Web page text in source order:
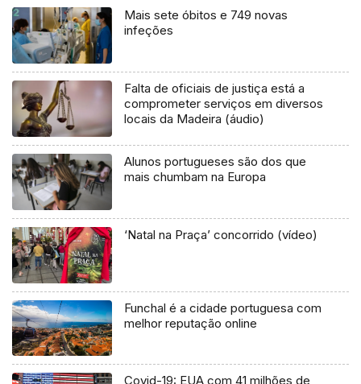
Mais sete óbitos e 749 novas
infeções
Falta de oficiais de justiça está a
comprometer serviços em diversos
locais da Madeira (áudio)
Alunos portugueses são dos que
mais chumbam na Europa
‘Natal na Praça’ concorrido (vídeo)
Funchal é a cidade portuguesa com
melhor reputação online
Covid-19: EUA com 41 milhões de